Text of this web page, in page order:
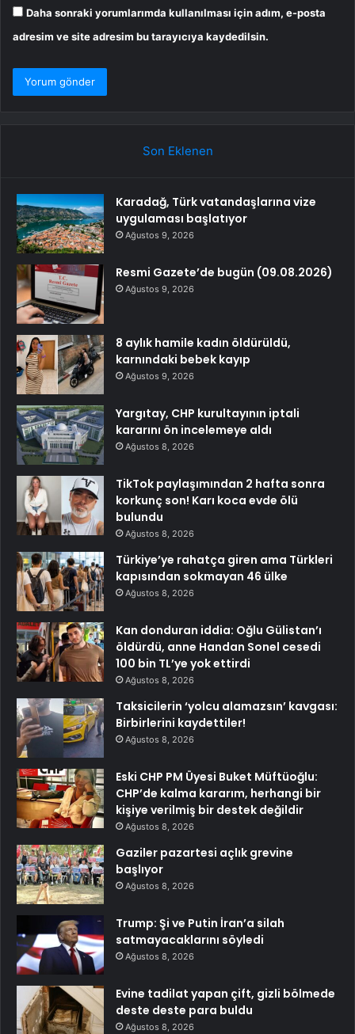
Daha sonraki yorumlarımda kullanılması için adım, e-posta
adresim ve site adresim bu tarayıcıya kaydedilsin.
Son Eklenen
Karadağ, Türk vatandaşlarına vize
uygulaması başlatıyor
Ağustos 9, 2026
Resmi Gazete’de bugün (09.08.2026)
Ağustos 9, 2026
8 aylık hamile kadın öldürüldü,
karnındaki bebek kayıp
Ağustos 9, 2026
Yargıtay, CHP kurultayının iptali
kararını ön incelemeye aldı
Ağustos 8, 2026
TikTok paylaşımından 2 hafta sonra
korkunç son! Karı koca evde ölü
bulundu
Ağustos 8, 2026
Türkiye’ye rahatça giren ama Türkleri
kapısından sokmayan 46 ülke
Ağustos 8, 2026
Kan donduran iddia: Oğlu Gülistan’ı
öldürdü, anne Handan Sonel cesedi
100 bin TL’ye yok ettirdi
Ağustos 8, 2026
Taksicilerin ‘yolcu alamazsın’ kavgası:
Birbirlerini kaydettiler!
Ağustos 8, 2026
Eski CHP PM Üyesi Buket Müftüoğlu:
CHP’de kalma kararım, herhangi bir
kişiye verilmiş bir destek değildir
Ağustos 8, 2026
Gaziler pazartesi açlık grevine
başlıyor
Ağustos 8, 2026
Trump: Şi ve Putin İran’a silah
satmayacaklarını söyledi
Ağustos 8, 2026
Evine tadilat yapan çift, gizli bölmede
deste deste para buldu
Ağustos 8, 2026